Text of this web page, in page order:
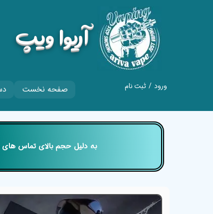
صفحه نخست ورود / ثبت نام
تغییر گذر واژه
خروج از حساب
کاربری
​آریوا ویپ
به دلیل حجم بالای تماس های